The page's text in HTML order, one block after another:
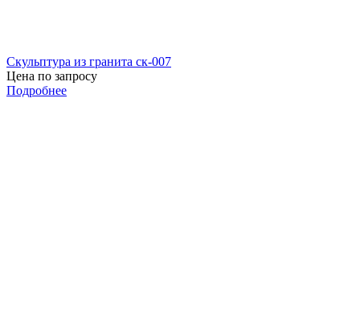
Скульптура из гранита ск-007
Цена по запросу
Подробнее